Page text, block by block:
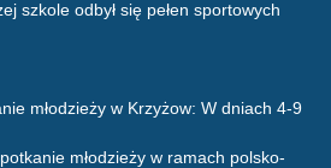
szkole odbył się pełen sportowych
młodzieży w Krzyżow: W dniach 4-9
młodzieży w ramach polsko-